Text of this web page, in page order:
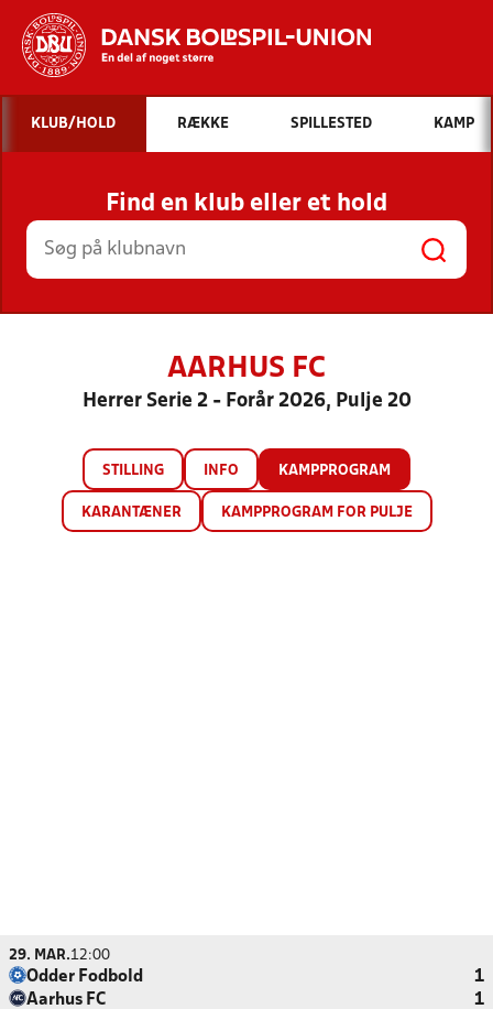
Hvad vil du søge efter?
INDHOLD OG NYHEDER
STILLINGER, RESULTATER, KLUBBER OG
HOLD
KLUB/HOLD RÆKKE SPILLESTED KAMP
Find en klub eller et hold
AARHUS FC
Herrer Serie 2 - Forår 2026, Pulje 20
STILLING INFO KAMPPROGRAM
KARANTÆNER KAMPPROGRAM FOR PULJE
29. MAR.12:00
Odder Fodbold
1
Aarhus FC
1